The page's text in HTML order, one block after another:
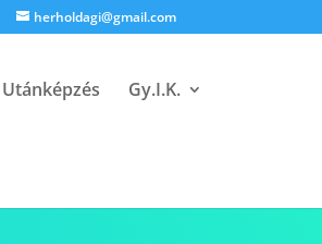
herholdagi@gmail.com
Utánképzés Gy.I.K.